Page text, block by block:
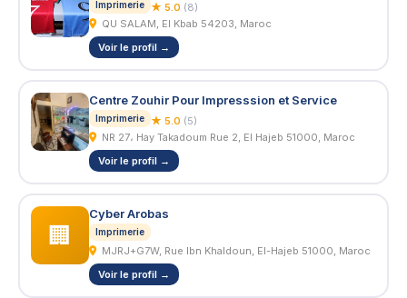
Imprimerie ★ 5.0 (8)
QU SALAM, El Kbab 54203, Maroc
Voir le profil →
Centre Zouhir Pour Impresssion et Service
Imprimerie ★ 5.0 (5)
NR 27، Hay Takadoum Rue 2, El Hajeb 51000, Maroc
Voir le profil →
🏢
Cyber Arobas
Imprimerie
MJRJ+G7W, Rue Ibn Khaldoun, El-Hajeb 51000, Maroc
Voir le profil →